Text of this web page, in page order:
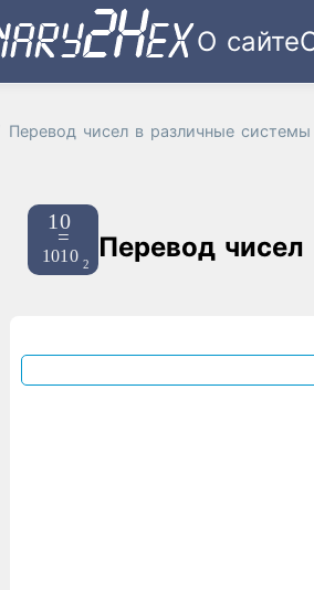
О сайте
Перевод чисел в различные системы
Перевод